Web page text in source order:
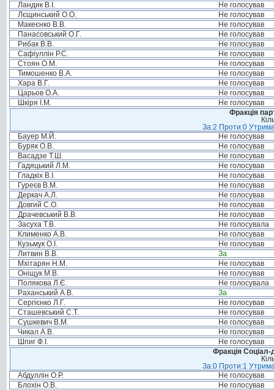
Ландик В.І.
Не голосував
Лєщинський О.О.
Не голосував
Макеєнко В.В.
Не голосував
Панасовський О.Г.
Не голосував
Рибак В.В.
Не голосував
Сафіуллін Р.С.
Не голосував
Стоян О.М.
Не голосував
Тимошенко В.А.
Не голосував
Хара В.Г.
Не голосував
Царьов О.А.
Не голосував
Шкіря І.М.
Не голосував
Фракція
За:2 Проти:0
Бауер М.Й.
Не голосував
Буряк О.В.
Не голосував
Васадзе Т.Ш.
Не голосував
Гадяцький Л.М.
Не голосував
Гладкіх В.І.
Не голосував
Гуреєв В.М.
Не голосував
Деркач А.Л.
Не голосував
Довгий С.О.
Не голосував
Драчевський В.В.
Не голосував
Засуха Т.В.
Не голосувала
Клименко А.В.
Не голосував
Кузьмук О.І.
Не голосував
Литвин В.В.
За
Мхітарян Н.М.
Не голосував
Оніщук М.В.
Не голосував
Полякова Л.Є.
Не голосувала
Раханський А.В.
За
Сергієнко Л.Г.
Не голосував
Сташевський С.Т.
Не голосував
Сушкевич В.М.
Не голосував
Чикал А.В.
Не голосував
Шпиг Ф.І.
Не голосував
Фракція Соціал-
За:0 Проти:1
Абдуллін О.Р.
Не голосував
Блохін О.В.
Не голосував